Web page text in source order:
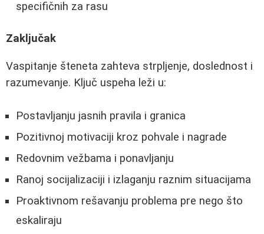
specifičnih za rasu
Zaključak
Vaspitanje šteneta zahteva strpljenje, doslednost i
razumevanje. Ključ uspeha leži u:
Postavljanju jasnih pravila i granica
Pozitivnoj motivaciji kroz pohvale i nagrade
Redovnim vežbama i ponavljanju
Ranoj socijalizaciji i izlaganju raznim situacijama
Proaktivnom rešavanju problema pre nego što
eskaliraju